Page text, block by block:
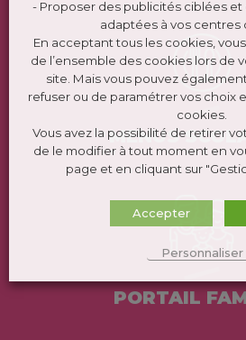
MENUS
PORTAIL
- Proposer des publicités ciblées
adaptées à vos centres
En acceptant tous les cookies,
de l’ensemble des cookies lors de
site. Mais vous pouvez
refuser ou de paramétrer vos choix
cookies.
Vous avez la possibilité de retirer
de le modifier à tout moment en
page et en cliquant sur
Accepter
Personnaliser